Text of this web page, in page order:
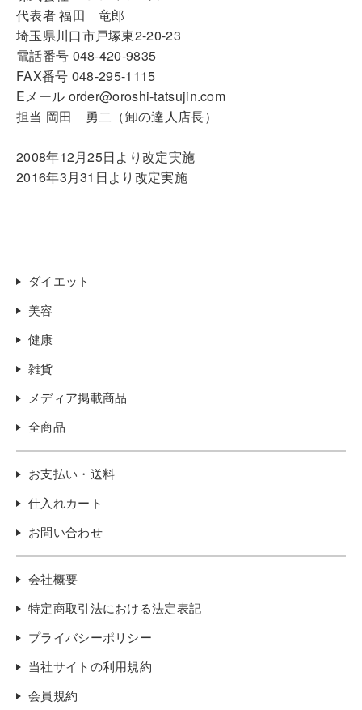
代表者 福田 竜郎
埼玉県川口市戸塚東2-20-23
電話番号 048-420-9835
FAX番号 048-295-1115
Eメール order@oroshi-tatsujin.com
担当 岡田 勇二（卸の達人店長）
2008年12月25日より改定実施
2016年3月31日より改定実施
ダイエット
美容
健康
雑貨
メディア掲載商品
全商品
お支払い・送料
仕入れカート
お問い合わせ
会社概要
特定商取引法における法定表記
プライバシーポリシー
当社サイトの利用規約
会員規約